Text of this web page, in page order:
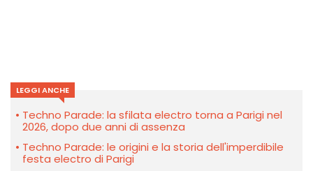
LEGGI ANCHE
Techno Parade: la sfilata electro torna a Parigi nel
2026, dopo due anni di assenza
Techno Parade: le origini e la storia dell'imperdibile
festa electro di Parigi